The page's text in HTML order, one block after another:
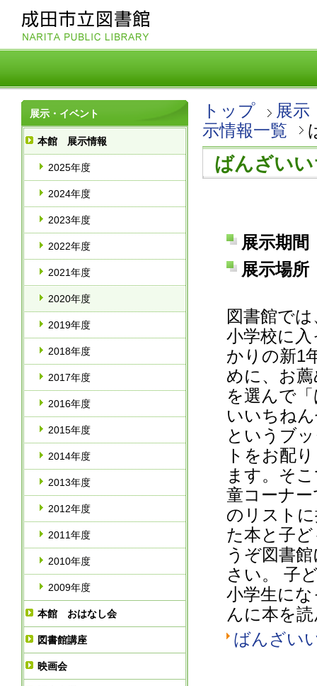
展示・イベント
本館 展示情報
2025年度
2024年度
2023年度
2022年度
2021年度
2020年度
2019年度
2018年度
2017年度
2016年度
2015年度
2014年度
2013年度
2012年度
2011年度
2010年度
2009年度
本館 おはなし会
図書館講座
映画会
トップ
展示
示情報一覧
ばんざい
展示期間
展示場所
図書館で
小学校に
かりの新1
めに、お
を選んで
いいちね
というブ
トをお配
ます。そ
童コーナ
のリスト
た本と子
うぞ図書
さい。 子
小学生に
んに本を
ばんざい